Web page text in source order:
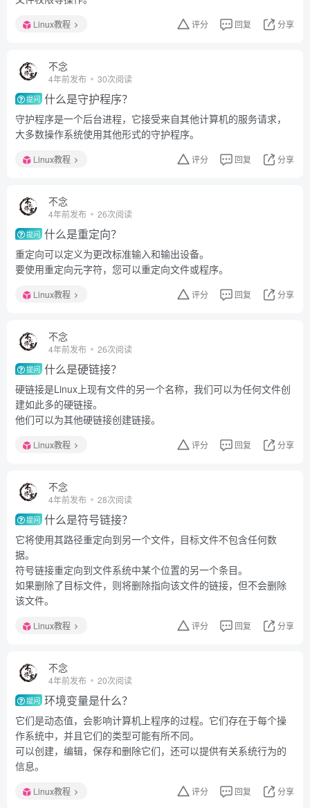
Linux教程 评分 回复 分享
不念
4年前发布 30次阅读
提问 什么是守护程序？
守护程序是一个后台进程，它接受来自其他计算机的服务请求，
大多数操作系统使用其他形式的守护程序。
Linux教程 评分 回复 分享
不念
4年前发布 26次阅读
提问 什么是重定向？
重定向可以定义为更改标准输入和输出设备。
要使用重定向元字符，您可以重定向文件或程序。
Linux教程 评分 回复 分享
不念
4年前发布 26次阅读
提问 什么是硬链接？
硬链接是Linux上现有文件的另一个名称，我们可以为任何文件创
建如此多的硬链接。
他们可以为其他硬链接创建链接。
Linux教程 评分 回复 分享
不念
4年前发布 28次阅读
提问 什么是符号链接？
它将使用其路径重定向到另一个文件，目标文件不包含任何数
据。
符号链接重定向到文件系统中某个位置的另一个条目。
如果删除了目标文件，则将删除指向该文件的链接，但不会删除
该文件。
Linux教程 评分 回复 分享
不念
4年前发布 20次阅读
提问 环境变量是什么？
它们是动态值，会影响计算机上程序的过程。它们存在于每个操
作系统中，并且它们的类型可能有所不同。
可以创建，编辑，保存和删除它们，还可以提供有关系统行为的
信息。
Linux教程 评分 回复 分享